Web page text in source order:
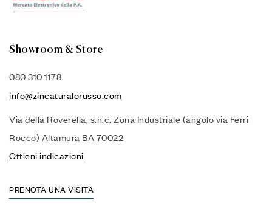
Showroom & Store
080 310 1178
info@zincaturalorusso.com
Via della Roverella, s.n.c. Zona Industriale (angolo via Ferri
Rocco) Altamura BA 70022
Ottieni indicazioni
PRENOTA UNA VISITA